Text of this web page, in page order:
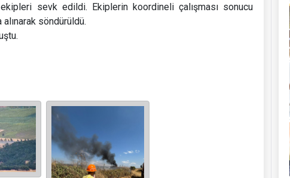
sevk edildi. Ekiplerin koordineli çalışması sonucu
söndürüldü.